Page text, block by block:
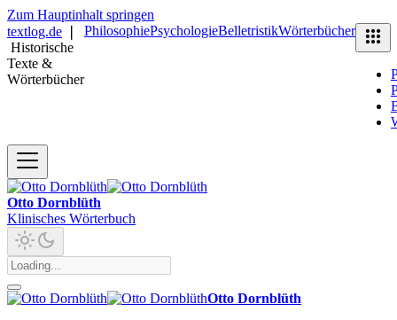
Zum Hauptinhalt springen
textlog.de
Historische
Texte &
Wörterbücher
PhilosophiePsychologieBelletristikWörterbücher
Otto Dornblüth
Klinisches Wörterbuch
Otto Dornblüth